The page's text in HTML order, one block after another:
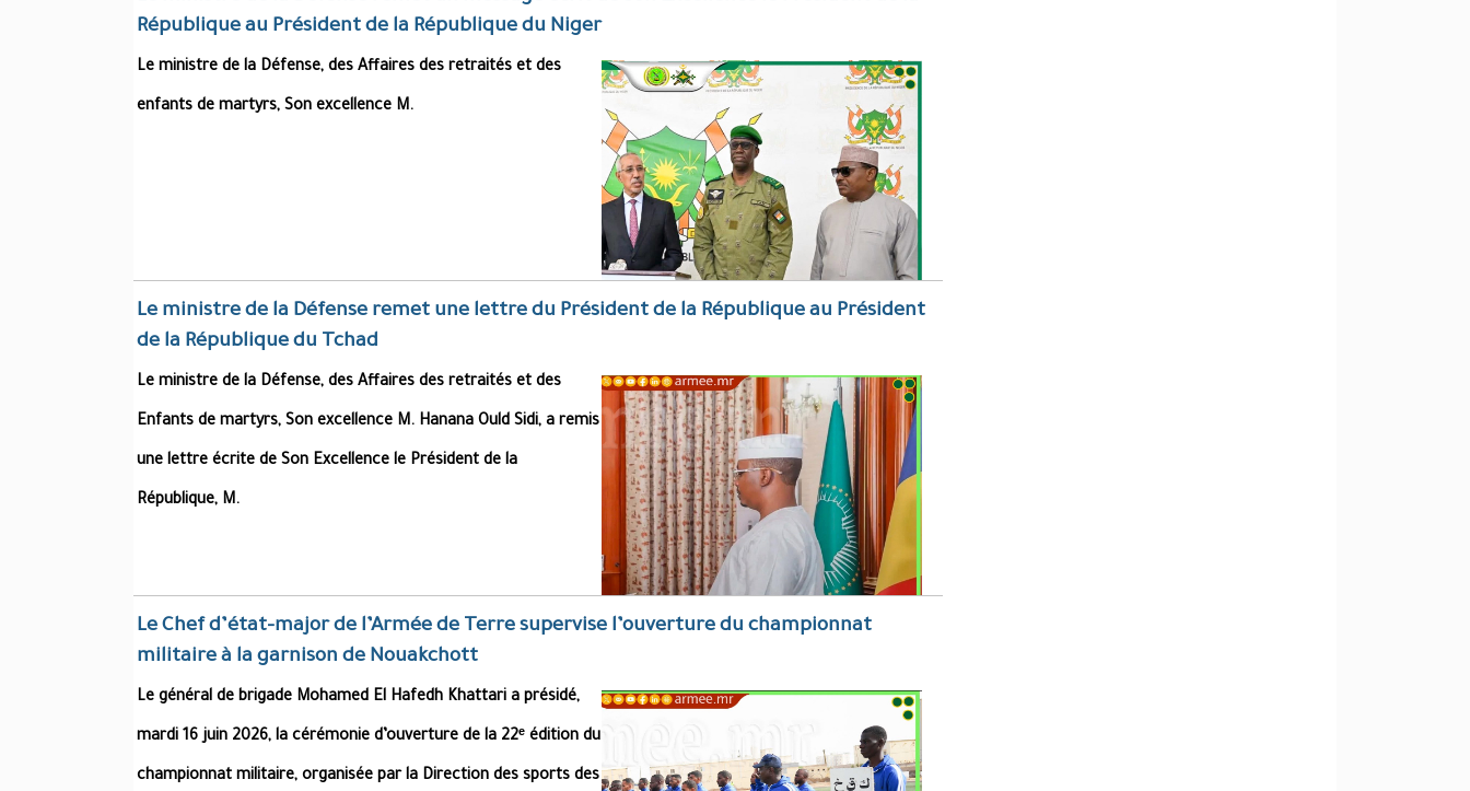
République au Président de la République du Niger
Le ministre de la Défense, des Affaires des retraités et des
enfants de martyrs, Son excellence M.
Le ministre de la Défense remet une lettre du Président de la République au Président
de la République du Tchad
Le ministre de la Défense, des Affaires des retraités et des
Enfants de martyrs, Son excellence M. Hanana Ould Sidi, a remis
une lettre écrite de Son Excellence le Président de la
République, M.
Le Chef d’état-major de l’Armée de Terre supervise l’ouverture du championnat
militaire à la garnison de Nouakchott
Le général de brigade Mohamed El Hafedh Khattari a présidé,
mardi 16 juin 2026, la cérémonie d’ouverture de la 22ᵉ édition du
championnat militaire, organisée par la Direction des sports des